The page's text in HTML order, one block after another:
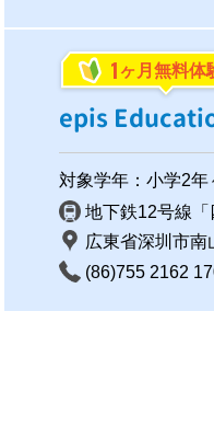
1 ヶ月無料体
epis
対象学年：小学2年
地下鉄12号線
広東省深圳市
(86)755 2162